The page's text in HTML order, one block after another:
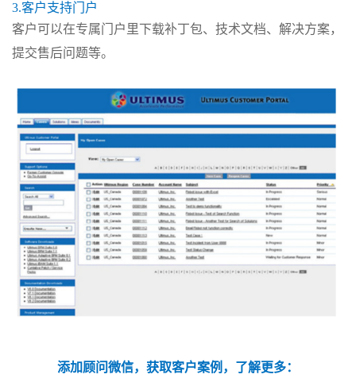
3.客户支持门户
客户可以在专属门户里下载补丁包、技术文档、解决方案，
提交售后问题等。
添加顾问微信，获取客户案例，了解更多：